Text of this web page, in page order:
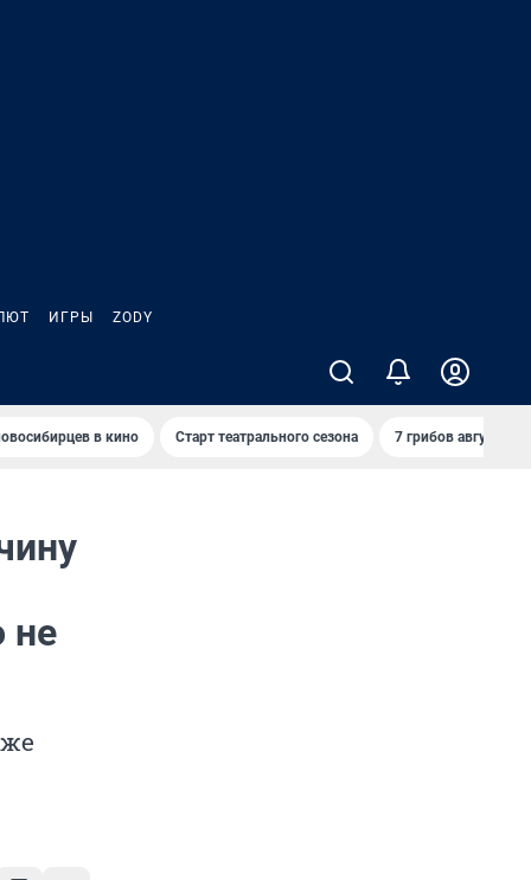
ИГРЫ ZODY
в кино Старт театрального сезона 7 грибов августа
не